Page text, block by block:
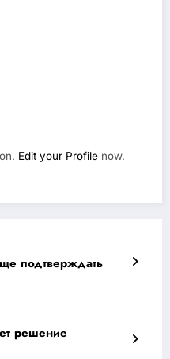
Edit your Profile now.
подтверждать
решение